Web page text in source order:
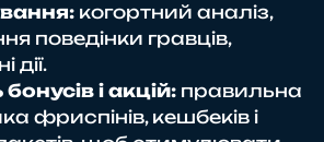
когортний аналіз,
поведінки гравців,
дії.
і акцій: правильна
фриспінів, кешбеків і